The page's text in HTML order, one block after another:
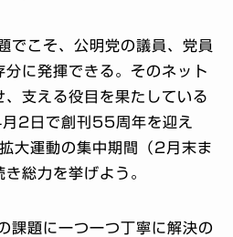
でこそ、公明党の議員、党員
に発揮できる。そのネット
、支える役目を果たしている
2日で創刊55周年を迎え
大運動の集中期間（2月末ま
総力を挙げよう。
課題に一つ一つ丁寧に解決の